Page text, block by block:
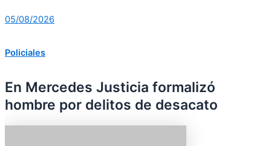
05/08/2026
Policiales
En Mercedes Justicia formalizó
hombre por delitos de desacato